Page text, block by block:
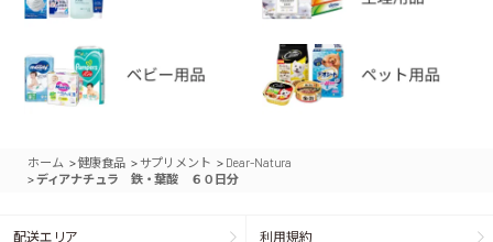
ホーム >健康食品 >サプリメント > Dear-Natura
>ディアナチュラ 鉄・葉酸 ６０日分
配送エリア 利用規約